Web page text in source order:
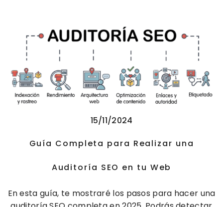
15/11/2024
Guía Completa para Realizar una
Auditoría SEO en tu Web
En esta guía, te mostraré los pasos para hacer una